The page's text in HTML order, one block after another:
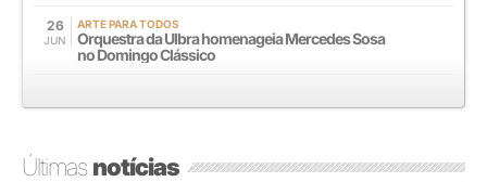
26
JUN
ARTE PARA TODOS
Orquestra da Ulbra homenageia Mercedes Sosa
no Domingo Clássico
Últimasnotícias